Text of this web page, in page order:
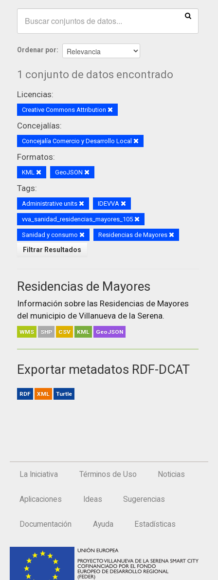
Ordenar por
1 conjunto de datos encontrado
Licencias:
Creative Commons Attribution
Concejalías:
Concejalía Comercio y Desarrollo Local
Formatos:
KML GeoJSON
Tags:
Administrative units IDEVVA
vva_sanidad_residencias_mayores_105
Sanidad y consumo Residencias de Mayores
Filtrar Resultados
Residencias de Mayores
Información sobre las Residencias de Mayores
del municipio de Villanueva de la Serena.
WMS SHP CSV KML GeoJSON
Exportar metadatos RDF-DCAT
RDF XML Turtle
La Iniciativa Términos de Uso Noticias
Aplicaciones Ideas Sugerencias
Documentación Ayuda Estadísticas